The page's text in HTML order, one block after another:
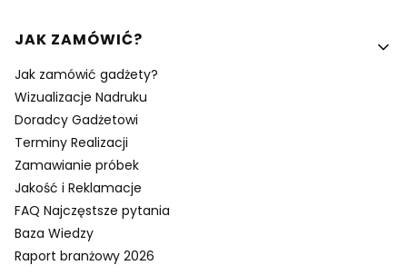
Linki w stopce
JAK ZAMÓWIĆ?
Jak zamówić gadżety?
Wizualizacje Nadruku
Doradcy Gadżetowi
Terminy Realizacji
Zamawianie próbek
Jakość i Reklamacje
FAQ Najczęstsze pytania
Baza Wiedzy
Raport branżowy 2026